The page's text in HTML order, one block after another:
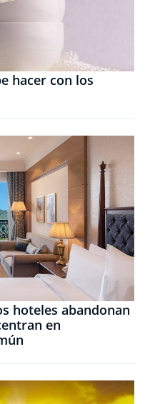
hacer con los
hoteles abandonan
en